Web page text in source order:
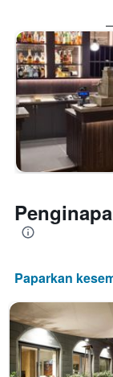
Paparkan